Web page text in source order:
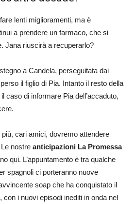
lenti miglioramenti, ma è
a prendere un farmaco, che si
Jana riuscirà a recuperarlo?
a Candela, perseguitata dai
il figlio di Pia. Intanto il resto della
caso di informare Pia dell’accaduto,
cari amici, dovremo attendere
nostre anticipazioni La Promessa
qui. L’appuntamento è tra qualche
spagnoli ci porteranno nuove
soap che ha conquistato il
i nuovi episodi inediti in onda nel